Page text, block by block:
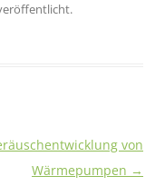
von
Wärmepumpen →